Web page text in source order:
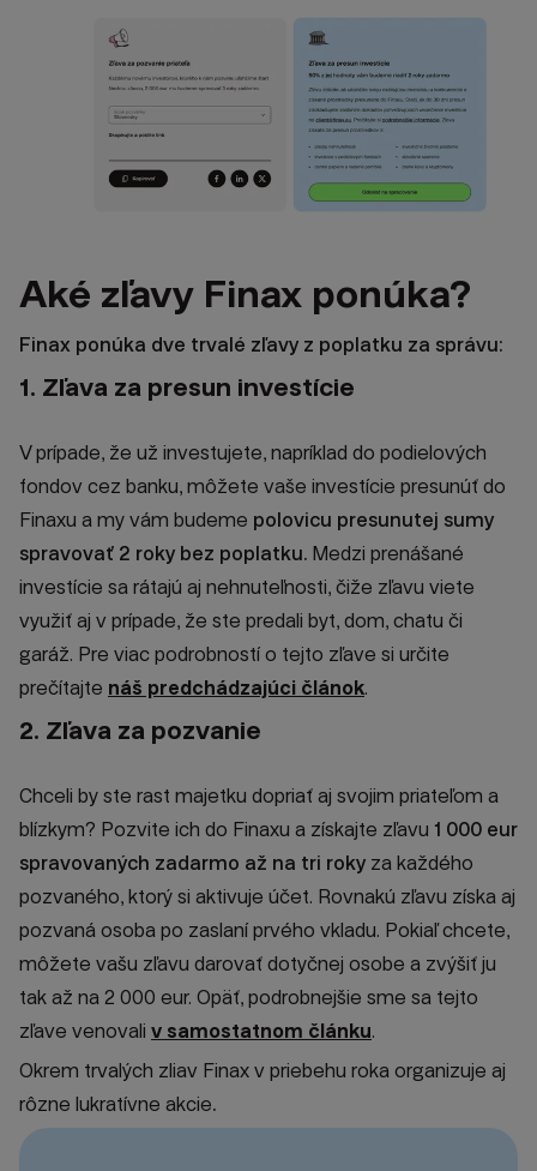
Aké zľavy Finax ponúka?
Finax ponúka dve trvalé zľavy z poplatku za správu:
1. Zľava za presun investície
V prípade, že už investujete, napríklad do podielových
fondov cez banku, môžete vaše investície presunúť do
Finaxu a my vám budeme polovicu presunutej sumy
spravovať 2 roky bez poplatku. Medzi prenášané
investície sa rátajú aj nehnuteľnosti, čiže zľavu viete
využiť aj v prípade, že ste predali byt, dom, chatu či
garáž. Pre viac podrobností o tejto zľave si určite
prečítajte náš predchádzajúci článok.
2. Zľava za pozvanie
Chceli by ste rast majetku dopriať aj svojim priateľom a
blízkym? Pozvite ich do Finaxu a získajte zľavu 1 000 eur
spravovaných zadarmo až na tri roky za každého
pozvaného, ktorý si aktivuje účet. Rovnakú zľavu získa aj
pozvaná osoba po zaslaní prvého vkladu. Pokiaľ chcete,
môžete vašu zľavu darovať dotyčnej osobe a zvýšiť ju
tak až na 2 000 eur. Opäť, podrobnejšie sme sa tejto
zľave venovali v samostatnom článku.
Okrem trvalých zliav Finax v priebehu roka organizuje aj
rôzne lukratívne akcie.